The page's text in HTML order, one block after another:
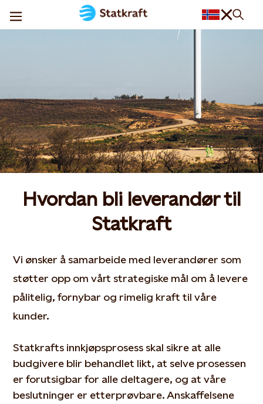
Hvordan bli leverandør til
Statkraft
Vi ønsker å samarbeide med leverandører som
støtter opp om vårt strategiske mål om å levere
pålitelig, fornybar og rimelig kraft til våre
kunder.
Statkrafts innkjøpsprosess skal sikre at alle
budgivere blir behandlet likt, at selve prosessen
er forutsigbar for alle deltagere, og at våre
beslutninger er etterprøvbare. Anskaffelsene